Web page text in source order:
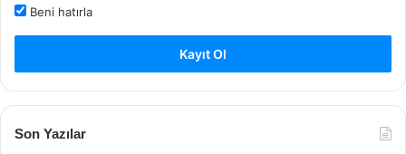
Beni hatırla
Kayıt Ol
Son Yazılar